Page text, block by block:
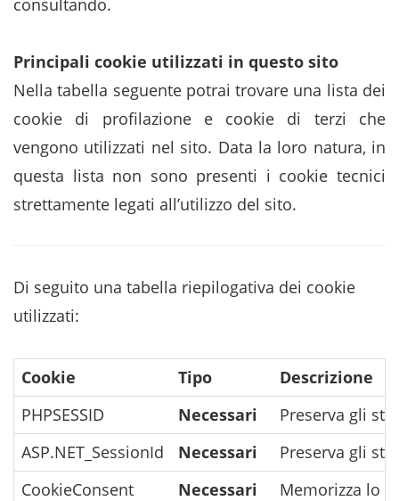
consultando.
Principali cookie utilizzati in questo sito
Nella tabella seguente potrai trovare una lista dei
cookie di profilazione e cookie di terzi che
vengono utilizzati nel sito. Data la loro natura, in
questa lista non sono presenti i cookie tecnici
strettamente legati all’utilizzo del sito.
Di seguito una tabella riepilogativa dei cookie
utilizzati:
Cookie Tipo
Descrizione
PHPSESSID
Necessari
Preserva gli
ASP.NET_SessionId
Necessari
Preserva gli
CookieConsent
Necessari
Memorizza lo